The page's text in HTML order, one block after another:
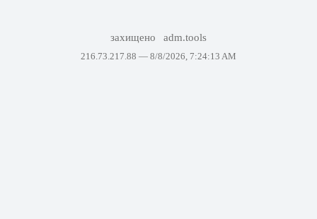
захищено adm.tools
216.73.217.88 — 8/8/2026, 7:24:13 AM